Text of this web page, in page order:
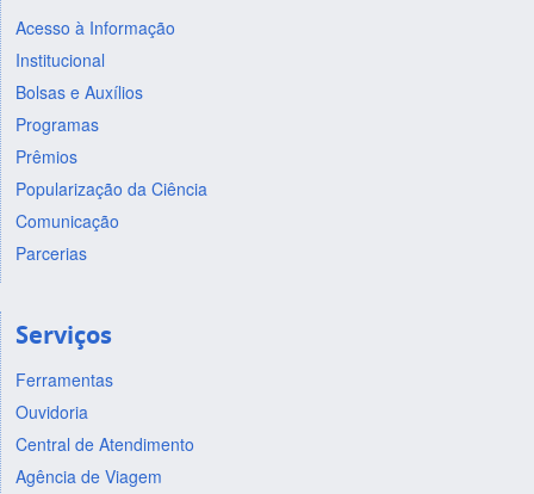
Acesso à Informação
Institucional
Bolsas e Auxílios
Programas
Prêmios
Popularização da Ciência
Comunicação
Parcerias
Serviços
Ferramentas
Ouvidoria
Central de Atendimento
Agência de Viagem